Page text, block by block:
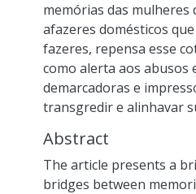
memórias das mulheres
afazeres domésticos
fazeres, repensa esse
como alerta aos abusos
demarcadoras e
transgredir e alinhavar
Abstract
The article presents a
bridges between